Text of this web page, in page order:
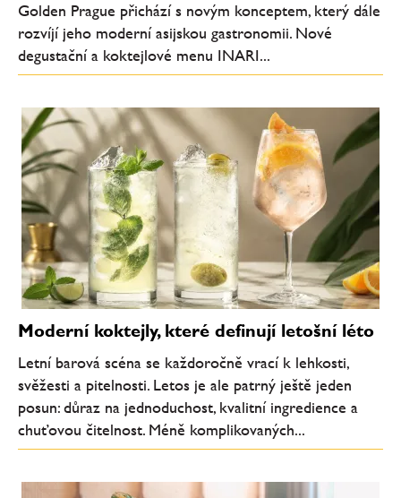
Golden Prague přichází s novým konceptem, který dále
rozvíjí jeho moderní asijskou gastronomii. Nové
degustační a koktejlové menu INARI...
Moderní koktejly, které definují letošní léto
Letní barová scéna se každoročně vrací k lehkosti,
svěžesti a pitelnosti. Letos je ale patrný ještě jeden
posun: důraz na jednoduchost, kvalitní ingredience a
chuťovou čitelnost. Méně komplikovaných...